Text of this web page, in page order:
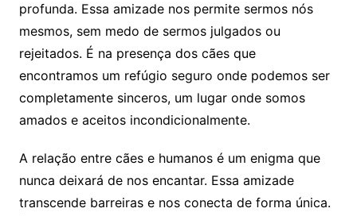
profunda. Essa amizade nos permite sermos nós
mesmos, sem medo de sermos julgados ou
rejeitados. É na presença dos cães que
encontramos um refúgio seguro onde podemos ser
completamente sinceros, um lugar onde somos
amados e aceitos incondicionalmente.
A relação entre cães e humanos é um enigma que
nunca deixará de nos encantar. Essa amizade
transcende barreiras e nos conecta de forma única.